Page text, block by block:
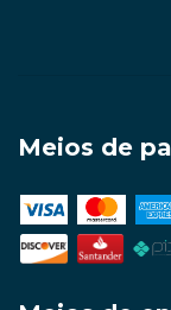
Meios de